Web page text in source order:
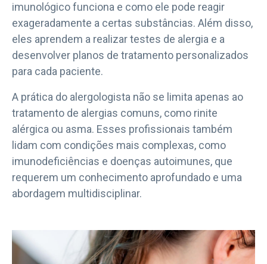
imunológico funciona e como ele pode reagir
exageradamente a certas substâncias. Além disso,
eles aprendem a realizar testes de alergia e a
desenvolver planos de tratamento personalizados
para cada paciente.
A prática do alergologista não se limita apenas ao
tratamento de alergias comuns, como rinite
alérgica ou asma. Esses profissionais também
lidam com condições mais complexas, como
imunodeficiências e doenças autoimunes, que
requerem um conhecimento aprofundado e uma
abordagem multidisciplinar.